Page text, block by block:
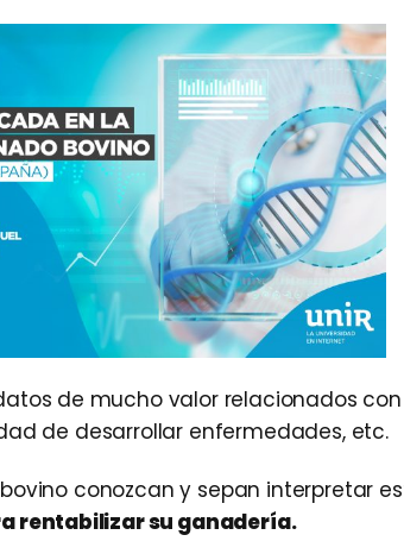
de mucho valor relacionados
de desarrollar enfermedades, etc.
conozcan y sepan interpretar
rentabilizar su ganadería.